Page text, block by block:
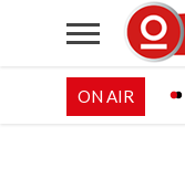
ON AIR